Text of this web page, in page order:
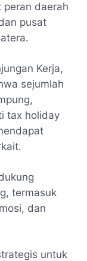
peran daerah
pusat
Kerja,
sejumlah
tax holiday
termasuk
dan
untuk